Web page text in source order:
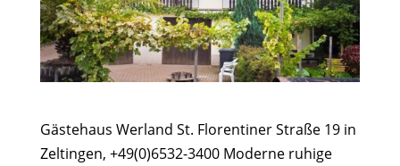
Gästehaus Werland St. Florentiner Straße 19 in
Zeltingen, +49(0)6532-3400 Moderne ruhige